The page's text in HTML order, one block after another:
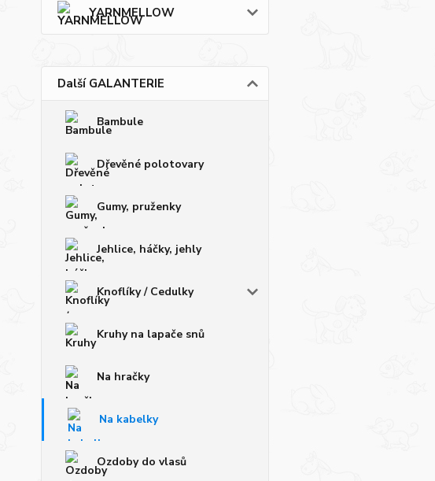
YARNMELLOW
Další GALANTERIE
Bambule
Dřevěné polotovary
Gumy, pruženky
Jehlice, háčky, jehly
Knoflíky / Cedulky
Kruhy na lapače snů
Na hračky
Na kabelky
Ozdoby do vlasů